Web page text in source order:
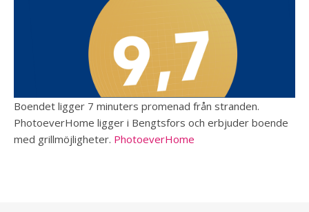
Boendet ligger 7 minuters promenad från stranden.
PhotoeverHome ligger i Bengtsfors och erbjuder boende
med grillmöjligheter. PhotoeverHome